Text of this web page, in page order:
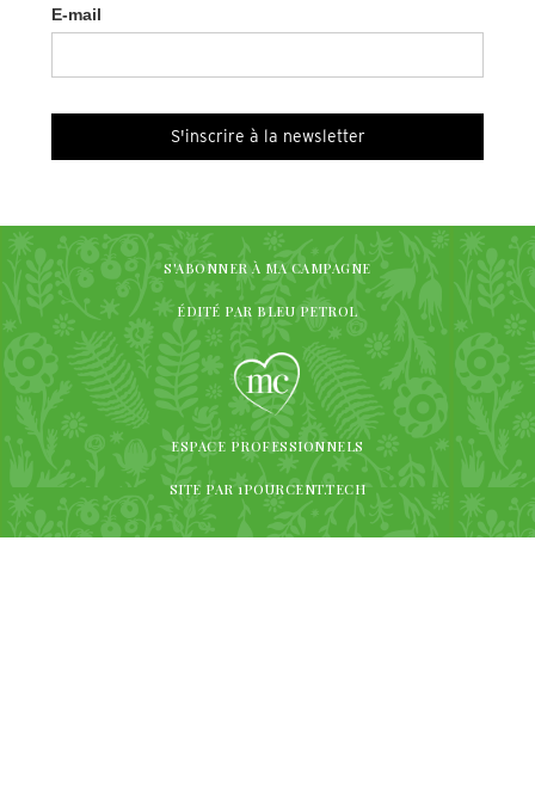
E-mail
S'ABONNER À MA CAMPAGNE
ÉDITÉ PAR BLEU PETROL
ESPACE PROFESSIONNELS
SITE PAR 1POURCENT.TECH